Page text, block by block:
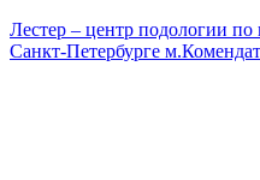
Лестер – центр подологии
Санкт-Петербурге